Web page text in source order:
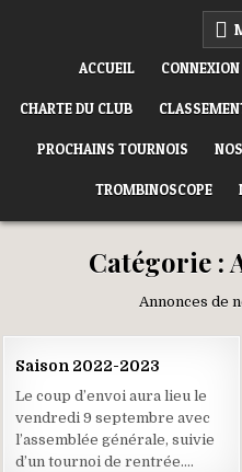
ORLÉANS POKER CLUB
ACCUEIL CONNEXION
CHARTE DU CLUB
PROCHAINS TOURNOIS
TROMBINOSCOPE
Catégorie :
Annonces de
2022
Saison 2022-2023
Le coup d’envoi aura lieu le
vendredi 9 septembre avec
l’assemblée générale, suivie
d’un tournoi de rentrée….